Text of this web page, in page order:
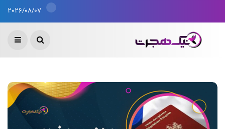
2026/08/07